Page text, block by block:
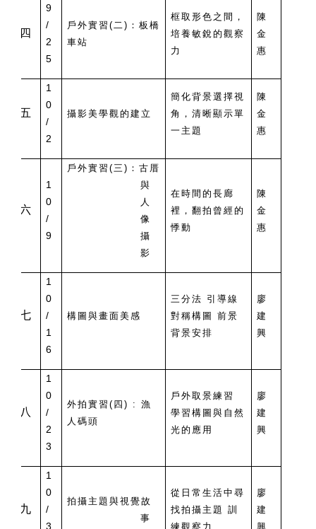
四
9
/
2
5
戶外實習(二)：板橋
車站
框取形色之間，
培養敏銳的觀察
力
陳
金
惠
五
1
0
/
2
攝影美學觀的建立
簡化背景選擇視
角，清晰顯示單
一主題
陳
金
惠
六
1
0
/
9
戶外實習(三)：古厝
與
人
像
攝
影
在時間的長廊
裡，翻拍曾經的
悸動
陳
金
惠
七
1
0
/
1
6
構圖與畫面美感
三分法 引導線
對稱構圖 前景
背景安排
廖
建
興
八
1
0
/
2
3
外拍實習(四) : 漁
人碼頭
戶外取景練習
學習構圖與自然
光的應用
廖
建
興
九
1
0
/
3
拍攝主題與視覺故
事
從日常生活中尋
找拍攝主題 訓
練觀察力
廖
建
興